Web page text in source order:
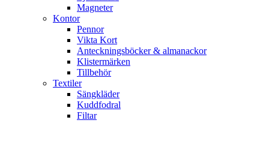
Magneter
Kontor
Pennor
Vikta Kort
Anteckningsböcker & almanackor
Klistermärken
Tillbehör
Textiler
Sängkläder
Kuddfodral
Filtar